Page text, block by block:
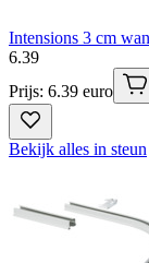
Intensions 3 cm
6.39
Prijs: 6.39 euro
Bekijk alles in steun